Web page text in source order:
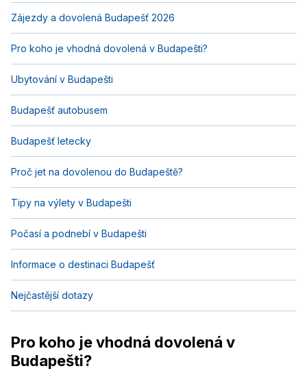
Zájezdy a dovolená Budapešť 2026
Pro koho je vhodná dovolená v Budapešti?
Ubytování v Budapešti
Budapešť autobusem
Budapešť letecky
Proč jet na dovolenou do Budapeště?
Tipy na výlety v Budapešti
Počasí a podnebí v Budapešti
Informace o destinaci Budapešť
Nejčastější dotazy
Pro koho je vhodná dovolená v
Budapešti?